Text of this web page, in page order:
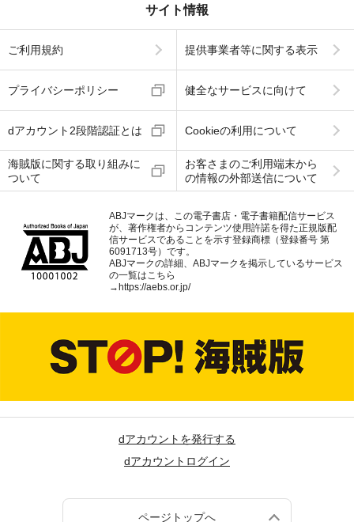
サイト情報
ご利用規約 提供事業者等に関する表示
プライバシーポリシー 健全なサービスに向けて
dアカウント2段階認証とは Cookieの利用について
海賊版に関する取り組みに
ついて
お客さまのご利用端末から
の情報の外部送信について
ABJマークは、この電子書店・電子書籍配信サービス
が、著作権者からコンテンツ使用許諾を得た正規版配
信サービスであることを示す登録商標（登録番号 第
6091713号）です。
ABJマークの詳細、ABJマークを掲示しているサービス
の一覧はこちら
→ https://aebs.or.jp/
dアカウントを発行する
dアカウントログイン
ページトップへ